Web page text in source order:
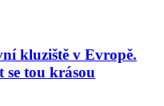
kluziště v Evropě.
se tou krásou